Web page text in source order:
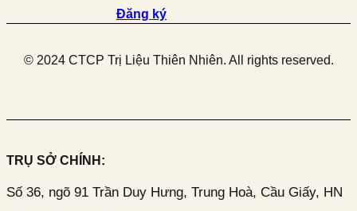
Đăng ký
© 2024 CTCP Trị Liệu Thiên Nhiên. All rights reserved.
TRỤ SỞ CHÍNH:
Số 36, ngõ 91 Trần Duy Hưng, Trung Hoà, Cầu Giấy, HN